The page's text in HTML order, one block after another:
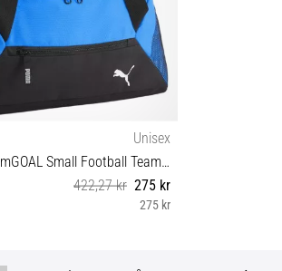
Unisex
Väska Puma teamGOAL Small Football Teambag
422,27 kr 275 kr
275 kr